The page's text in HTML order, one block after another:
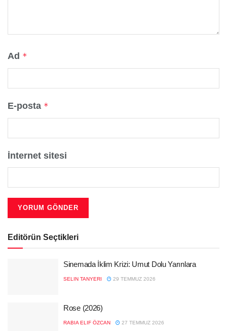
Ad *
E-posta *
İnternet sitesi
Editörün Seçtikleri
Sinemada İklim Krizi: Umut Dolu Yarınlara
SELIN TANYERI 29 TEMMUZ 2026
Rose (2026)
RABIA ELIF ÖZCAN 27 TEMMUZ 2026